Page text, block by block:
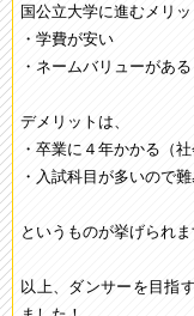
国公立大学に進むメリッ
・学費が安い
・ネームバリューがある
デメリットは、
・卒業に４年かかる（
・入試科目が多いので
というものが挙げられま
以上、ダンサーを目指